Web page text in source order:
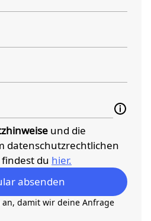
und die
datenschutzrechtlichen
findest du hier.
damit wir deine Anfrage
absenden